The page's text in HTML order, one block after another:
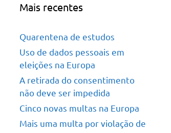
Mais recentes
Quarentena de estudos
Uso de dados pessoais em
eleições na Europa
A retirada do consentimento
não deve ser impedida
Cinco novas multas na Europa
Mais uma multa por violação de